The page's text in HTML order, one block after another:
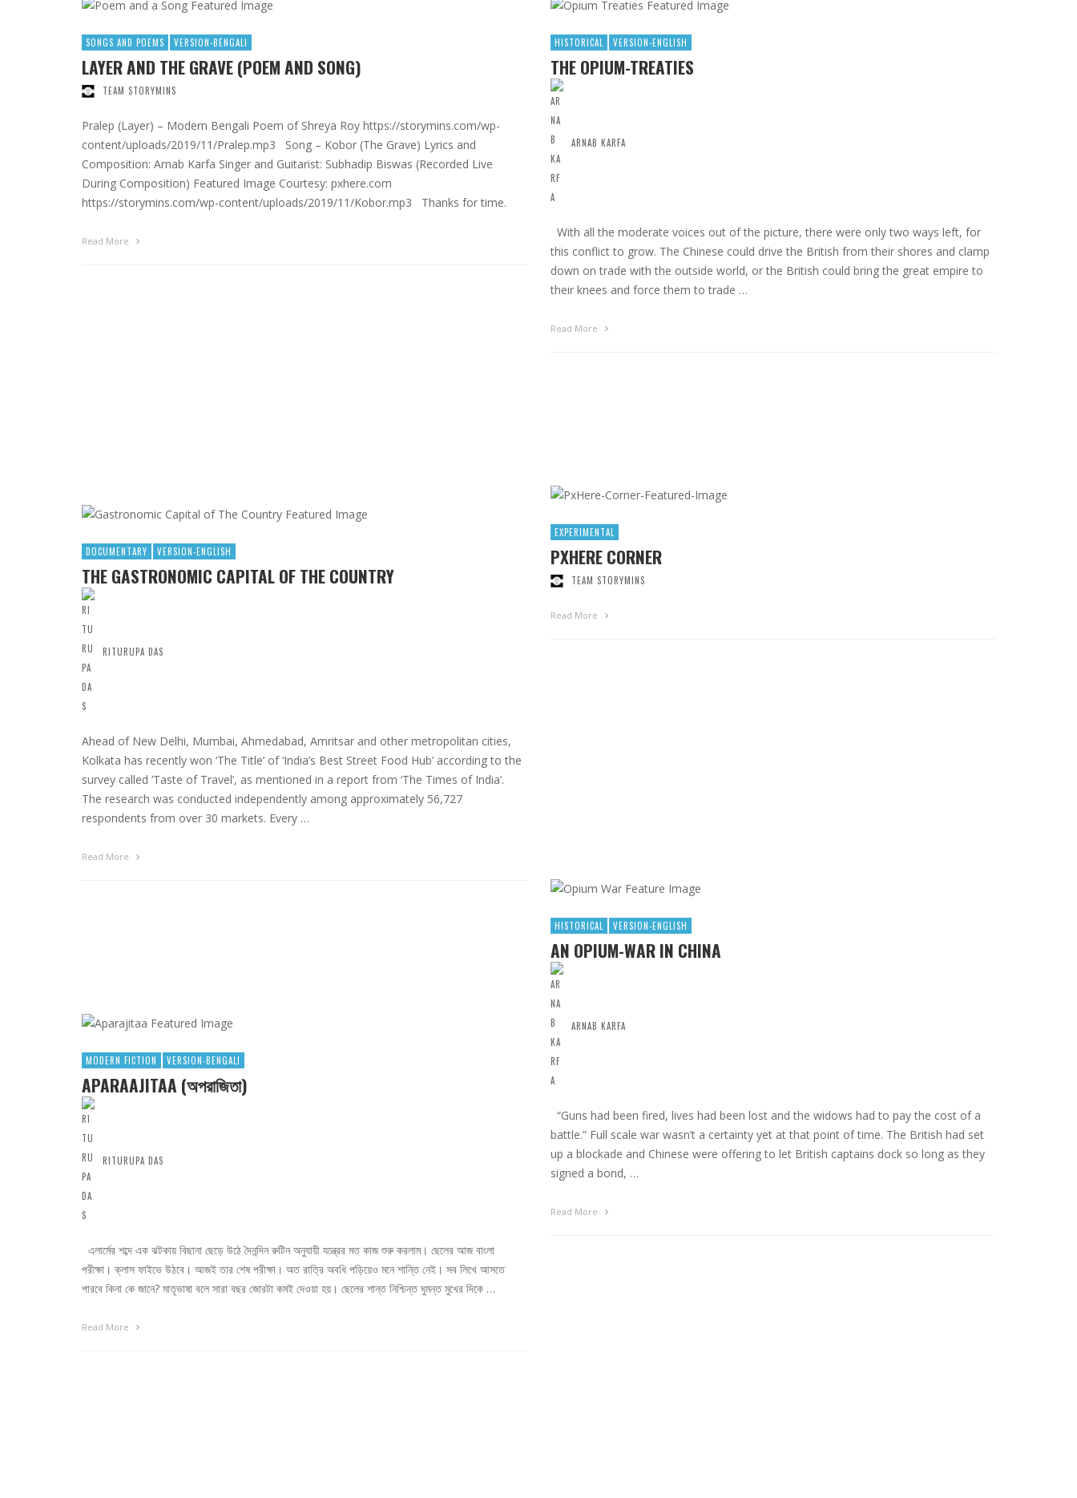
SONGS AND POEMS VERSION-BENGALI
LAYER AND THE GRAVE (POEM AND SONG)
TEAM STORYMINS
Pralep (Layer) – Modern Bengali Poem of Shreya Roy https://storymins.com/wp-
content/uploads/2019/11/Pralep.mp3 Song – Kobor (The Grave) Lyrics and
Composition: Arnab Karfa Singer and Guitarist: Subhadip Biswas (Recorded Live
During Composition) Featured Image Courtesy: pxhere.com
https://storymins.com/wp-content/uploads/2019/11/Kobor.mp3 Thanks for time.
Read More
HISTORICAL VERSION-ENGLISH
THE OPIUM-TREATIES
ARNAB KARFA
With all the moderate voices out of the picture, there were only two ways left, for
this conflict to grow. The Chinese could drive the British from their shores and clamp
down on trade with the outside world, or the British could bring the great empire to
their knees and force them to trade …
Read More
EXPERIMENTAL
PXHERE CORNER
TEAM STORYMINS
Read More
DOCUMENTARY VERSION-ENGLISH
THE GASTRONOMIC CAPITAL OF THE COUNTRY
RITURUPA DAS
Ahead of New Delhi, Mumbai, Ahmedabad, Amritsar and other metropolitan cities,
Kolkata has recently won ‘The Title’ of ‘India’s Best Street Food Hub’ according to the
survey called ‘Taste of Travel’, as mentioned in a report from ‘The Times of India’.
The research was conducted independently among approximately 56,727
respondents from over 30 markets. Every …
Read More
HISTORICAL VERSION-ENGLISH
AN OPIUM-WAR IN CHINA
ARNAB KARFA
“Guns had been fired, lives had been lost and the widows had to pay the cost of a
battle.” Full scale war wasn’t a certainty yet at that point of time. The British had set
up a blockade and Chinese were offering to let British captains dock so long as they
signed a bond, …
Read More
MODERN FICTION VERSION-BENGALI
APARAAJITAA (অপরাজিতা)
RITURUPA DAS
এলার্মের শব্দে এক ঝটকায় বিছানা ছেড়ে উঠে দৈনন্দিন রুটিন অনুযায়ী যন্ত্রের মত কাজ শুরু করলাম। ছেলের আজ বাংলা
পরীক্ষা। ক্লাস ফাইভে উঠবে। আজই তার শেষ পরীক্ষা। অত রাত্রি অবধি পড়িয়েও মনে শান্তি নেই। সব লিখে আসতে
পারবে কিনা কে জানে? মাতৃভাষা বলে সারা বছর জোরটা কমই দেওয়া হয়। ছেলের শান্ত নিশ্চিন্ত ঘুমন্ত মুখের দিকে …
Read More